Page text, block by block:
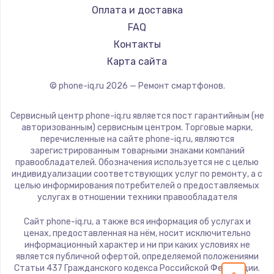
Ремонт смартфонов Poco
Ремонт смартфонов HTC
Ремонт смартфонов Blackmagic
Ремонт смартфонов Nothing
LeEco
OnePlus
teXet
Motorola
Sharp
Elephone
BlackView
Google
Vertu
Hisense
Nubia
Land Rover
Оплата и доставка
FAQ
Контакты
Карта сайта
© phone-iq.ru 2026 — Ремонт смартфонов.
Сервисный центр phone-iq.ru является пост гарантийным (не
авторизованным) сервисным центром. Торговые марки,
перечисленные на сайте phone-iq.ru, являются
зарегистрированным товарными знаками компаний
правообладателей. Обозначения используется не с целью
индивидуализации соответствующих услуг по ремонту, а с
целью информирования потребителей о предоставляемых
услугах в отношении техники правообладателя
Сайт phone-iq.ru, а также вся информация об услугах и
ценах, предоставленная на нём, носит исключительно
информационный характер и ни при каких условиях не
является публичной офертой, определяемой положениями
Статьи 437 Гражданского кодекса Российской Федерации.